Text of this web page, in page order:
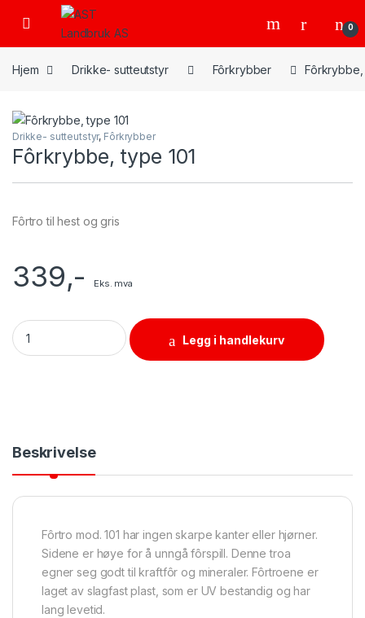
Skip to navigation
Skip to content
Open 0
Hjem Drikke- sutteutstyr Fôrkrybber Fôrkrybbe,
Drikke- sutteutstyr, Fôrkrybber
Fôrkrybbe, type 101
Fôrtro til hest og gris
339,- Eks. mva
Fôrkrybbe, type 101 quantity
Legg i handlekurv
Beskrivelse
Fôrtro mod. 101 har ingen skarpe kanter eller hjørner.
Sidene er høye for å unngå fôrspill. Denne troa
egner seg godt til kraftfôr og mineraler. Fôrtroene er
laget av slagfast plast, som er UV bestandig og har
lang levetid.